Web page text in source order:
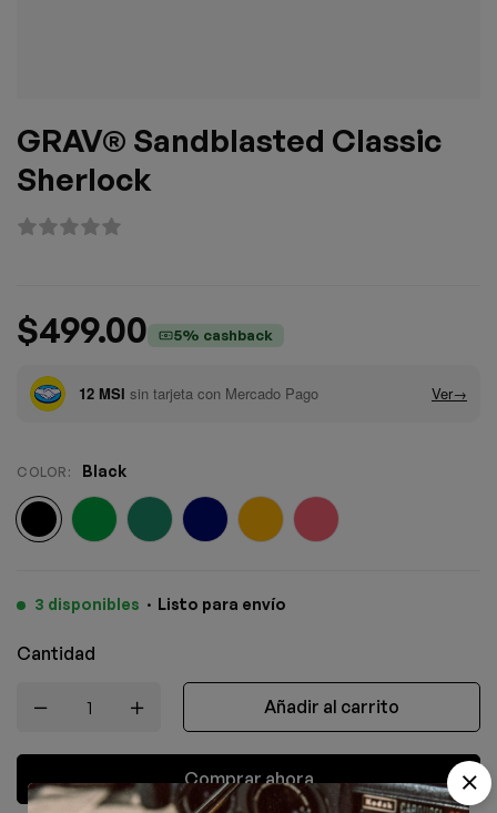
GRAV® Sandblasted Classic
Sherlock
$499.00 5% cashback
COLOR : Black
3 disponibles · Listo para envío
Cantidad
Añadir al carrito
Comprar ahora